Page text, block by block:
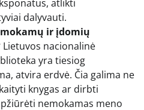
atlikti
dalyvauti.
ir įdomių
Lietuvos nacionalinė
yra tiesiog
atvira erdvė. Čia galima ne
knygas ar dirbti
nemokamas meno